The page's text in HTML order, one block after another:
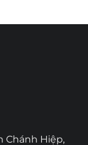
Chánh Hiệp,